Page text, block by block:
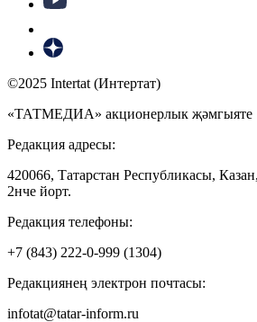
©2025 Intertat (Интертат)
«ТАТМЕДИА» акционерлык җәмгыяте
Редакция адресы:
420066, Татарстан Республикасы,
2нче йорт.
Редакция телефоны:
+7 (843) 222-0-999 (1304)
Редакциянең электрон почтасы:
infotat@tatar-inform.ru